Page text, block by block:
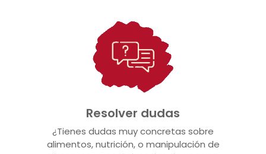
Resolver dudas
¿Tienes dudas muy concretas sobre
alimentos, nutrición, o manipulación de